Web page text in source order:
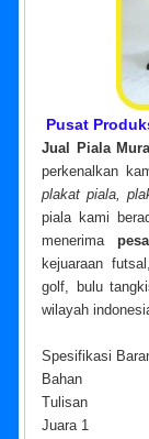
Pusat
Jual Piala
perkenalkan
plakat piala,
piala kami
menerima
kejuaraan
golf, bulu
wilayah
Spesifikasi
Bahan :
Tulisan :
Juara 1 :